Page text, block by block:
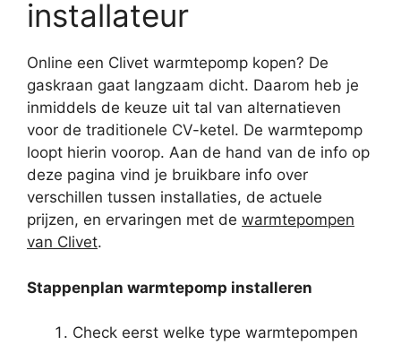
installateur
Online een Clivet warmtepomp kopen? De
gaskraan gaat langzaam dicht. Daarom heb je
inmiddels de keuze uit tal van alternatieven
voor de traditionele CV-ketel. De warmtepomp
loopt hierin voorop. Aan de hand van de info op
deze pagina vind je bruikbare info over
verschillen tussen installaties, de actuele
prijzen, en ervaringen met de warmtepompen
van Clivet.
Stappenplan warmtepomp installeren
Check eerst welke type warmtepompen